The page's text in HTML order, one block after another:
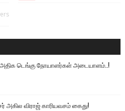
அதிக டெங்கு நோயாளர்கள் அடையாளம்..!
விராஜ் காரியவசம் கைது!